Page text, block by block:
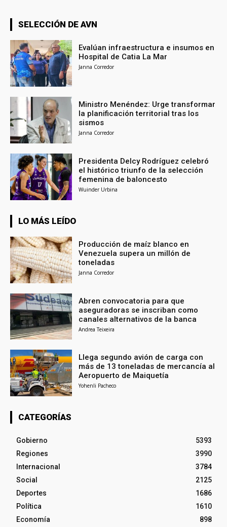
SELECCIÓN DE AVN
Evalúan infraestructura e insumos en
Hospital de Catia La Mar
Janna Corredor
Ministro Menéndez: Urge transformar
la planificación territorial tras los
sismos
Janna Corredor
Presidenta Delcy Rodríguez celebró
el histórico triunfo de la selección
femenina de baloncesto
Wuinder Urbina
LO MÁS LEÍDO
Producción de maíz blanco en
Venezuela supera un millón de
toneladas
Janna Corredor
Abren convocatoria para que
aseguradoras se inscriban como
canales alternativos de la banca
Andrea Teixeira
Llega segundo avión de carga con
más de 13 toneladas de mercancía al
Aeropuerto de Maiquetía
Yohenli Pacheco
CATEGORÍAS
Gobierno
5393
Regiones
3990
Internacional
3784
Social
2125
Deportes
1686
Política
1610
Economía
898